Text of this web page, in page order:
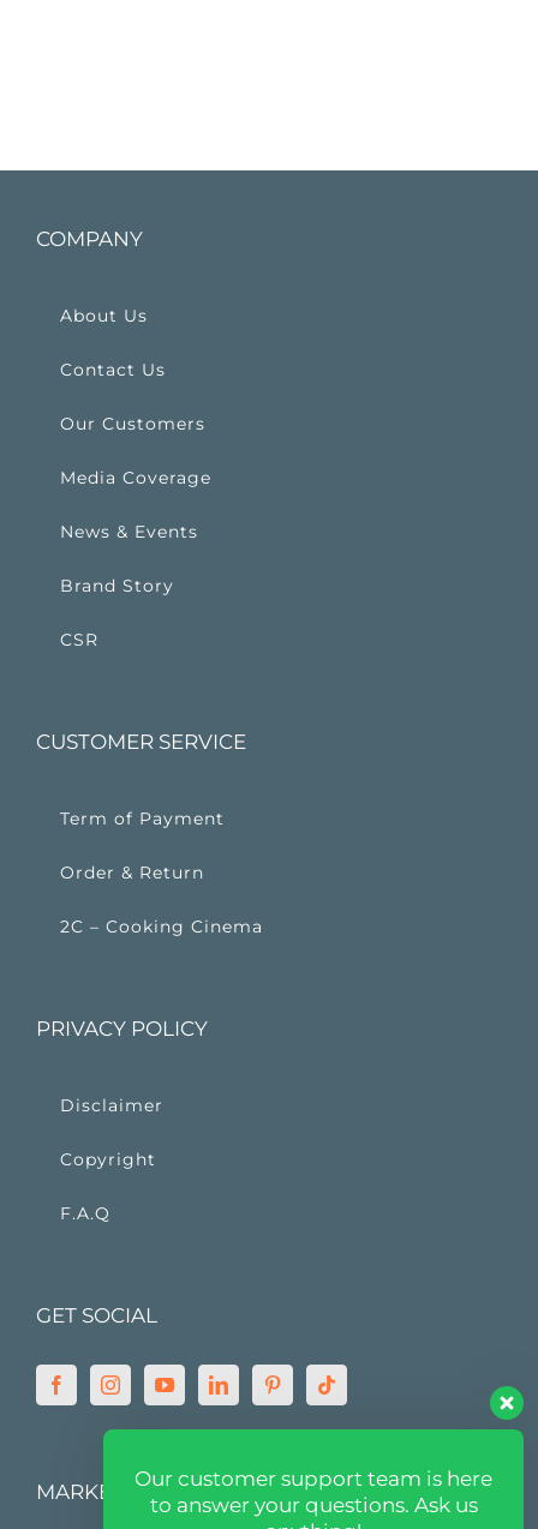
COMPANY
About Us
Contact Us
Our Customers
Media Coverage
News & Events
Brand Story
CSR
CUSTOMER SERVICE
Term of Payment
Order & Return
2C – Cooking Cinema
PRIVACY POLICY
Disclaimer
Copyright
F.A.Q
GET SOCIAL
MARKETPLACE
Our customer support team is here
to answer your questions. Ask us